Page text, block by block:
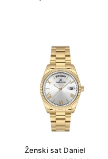
Ženski sat Daniel